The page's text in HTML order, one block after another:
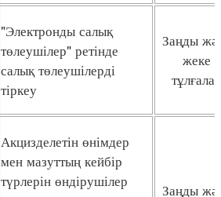
"Электронды салық
төлеушілер" ретінде
салық төлеушілерді
тіркеу
Заңды
жеке
тұлғалар
Акцизделетін өнімдер
мен мазуттың кейбір
түрлерін өндірушілер
Заңды